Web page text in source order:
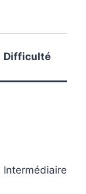
Difficulté
Intermédiaire